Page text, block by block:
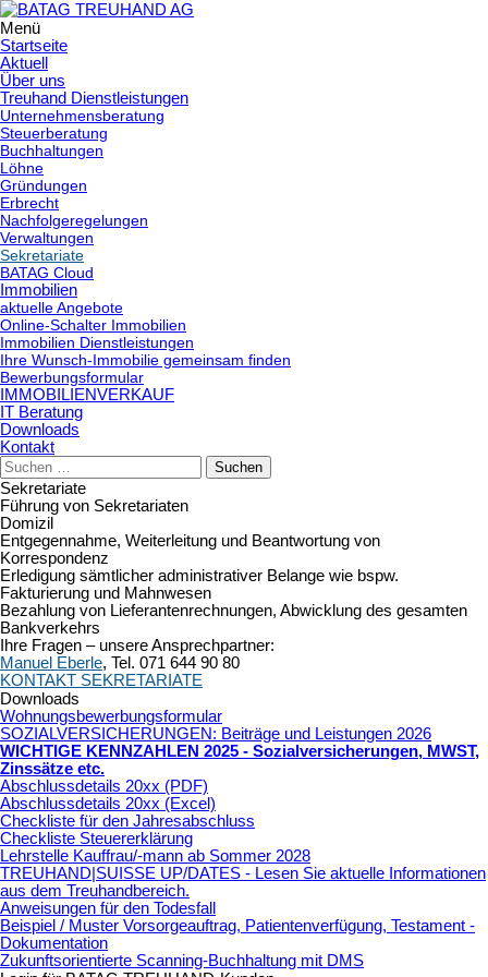
Menü
Springe
zum
Inhalt
Startseite
Aktuell
Über uns
Treuhand Dienstleistungen
Unternehmensberatung
Steuerberatung
Buchhaltungen
Löhne
Gründungen
Erbrecht
Nachfolgeregelungen
Verwaltungen
Sekretariate
BATAG Cloud
Immobilien
aktuelle Angebote
Online-Schalter Immobilien
Immobilien Dienstleistungen
Ihre Wunsch-Immobilie gemeinsam finden
Bewerbungsformular
IMMOBILIENVERKAUF
IT Beratung
Downloads
Kontakt
Suchen
nach:
Sekretariate
Führung von Sekretariaten
Domizil
Entgegennahme, Weiterleitung und Beantwortung von
Korrespondenz
Erledigung sämtlicher administrativer Belange wie bspw.
Fakturierung und Mahnwesen
Bezahlung von Lieferantenrechnungen, Abwicklung des gesamten
Bankverkehrs
Ihre Fragen – unsere Ansprechpartner:
Manuel Eberle, Tel. 071 644 90 80
KONTAKT SEKRETARIATE
Downloads
Wohnungsbewerbungsformular
SOZIALVERSICHERUNGEN: Beiträge und Leistungen 2026
WICHTIGE KENNZAHLEN 2025 - Sozialversicherungen, MWST,
Zinssätze etc.
Abschlussdetails 20xx (PDF)
Abschlussdetails 20xx (Excel)
Checkliste für den Jahresabschluss
Checkliste Steuererklärung
Lehrstelle Kauffrau/-mann ab Sommer 2028
TREUHAND|SUISSE UP/DATES - Lesen Sie aktuelle Informationen
aus dem Treuhandbereich.
Anweisungen für den Todesfall
Beispiel / Muster Vorsorgeauftrag, Patientenverfügung, Testament -
Dokumentation
Zukunftsorientierte Scanning-Buchhaltung mit DMS